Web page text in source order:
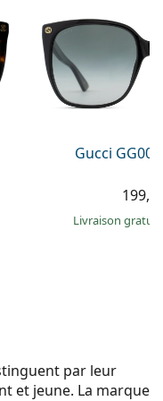
Gucci
Livraison
par leur
et jeune. La marque